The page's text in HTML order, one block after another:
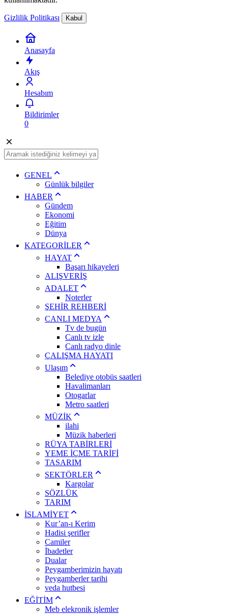
Gizlilik Politikası Kabul
Anasayfa
Akış
Hesabım
Bildirimler
0
GENEL
Günlük bilgiler
HABER
Gündem
Ekonomi
Eğitim
Dünya
KATEGORİLER
HAYAT
Başarı hikayeleri
ALIŞVERİŞ
ADALET
Noterler
ŞEHİR REHBERİ
CANLI MEDYA
Tv de bugün
Canlı tv izle
Canlı radyo dinle
ÇALIŞMA HAYATI
Ulaşım
Belediye otobüs saatleri
Havalimanları
Otogarlar
Metro saatleri
MÜZİK
ilahi
Müzik haberleri
RÜYA TABİRLERİ
YEME İÇME TARİFİ
TASARIM
SEKTÖRLER
Kargolar
SÖZLÜK
TARIM
İSLAMİYET
Kur’an-ı Kerim
Hadisi şerifler
Camiler
İbadetler
Dualar
Peygamberimizin hayatı
Peygamberler tarihi
veda hutbesi
EĞİTİM
Meb elekronik işlemler